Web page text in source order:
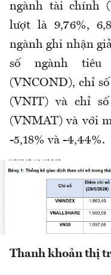
ngành tài chính
lượt là 9,76%,
ngành ghi nhận
số ngành tiêu
(VNCOND), chỉ
(VNIT) và chỉ
(VNMAT) và với
-5,18% và -4,44%.
Thanh khoản thị